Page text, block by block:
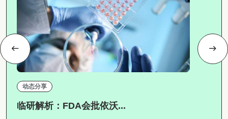
动态分享
临研解析：FDA会批依沃...